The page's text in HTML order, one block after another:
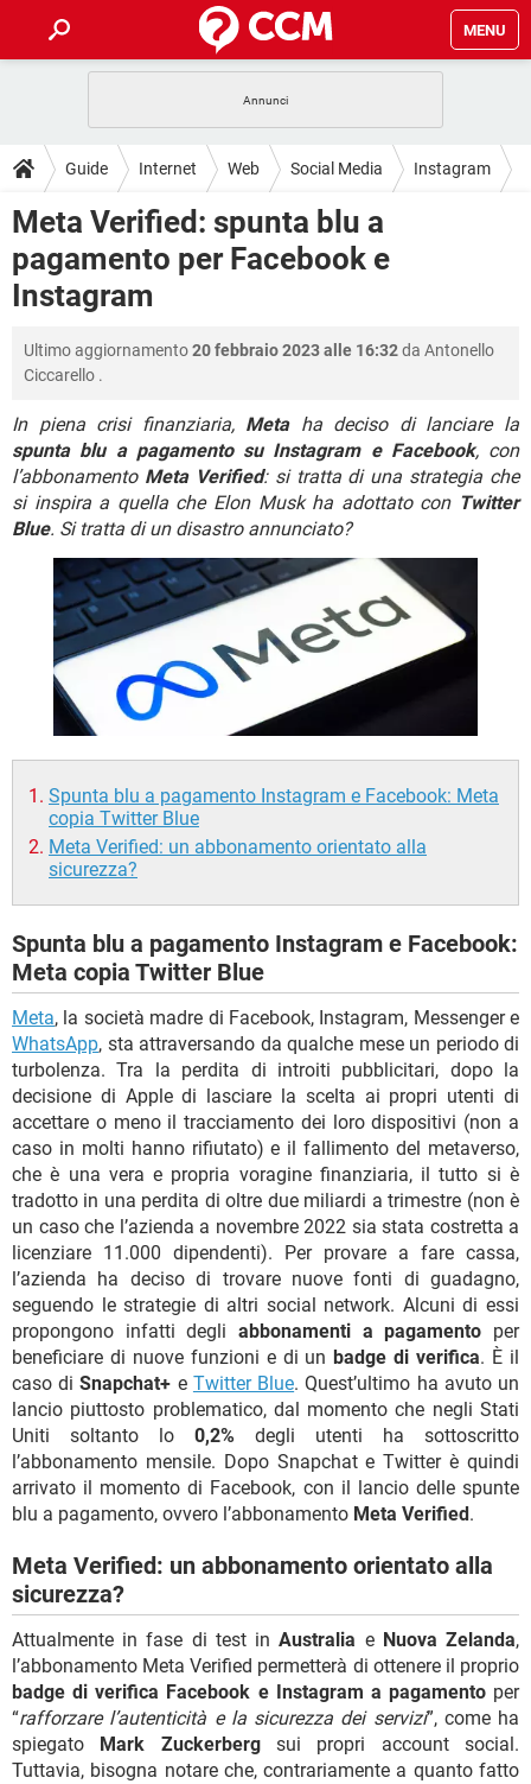
MENU
INTRATTENIMENTO ANDROID
iOS WINDOWS 10
INSTAGRAM WHATSAPP
TIKTOK
GUIDE
COVID-19
INTRATTENIMENTO ANDROID
INSTAGRAM
TIKTOK FACEBOOK
DOWNLOAD
COVID-19 GAMING
INTRATTENIMENTO
INSTAGRAM
TIKTOK FACEBOOK
HARDWARE
FORUM
COVID-19
INTRATTENIMENTO ANDROID
INSTAGRAM
TIKTOK FACEBOOK
HARDWARE
COVID-19
INTRATTENIMENTO ANDROID
iOS WINDOWS 10
INSTAGRAM WHATSAPP
TIKTOK FACEBOOK
HARDWARE
Guide Internet Web Social Media Instagram
Meta Verified: spunta blu a
pagamento per Facebook e
Instagram
Ultimo aggiornamento20 febbraio 2023 alle 16:32da Antonello
Ciccarello .
In piena crisi finanziaria, Metaha deciso di lanciare la
spunta blu a pagamento su Instagram e Facebook, con
l’abbonamento Meta Verified: si tratta di una strategia che
si inspira a quella che Elon Musk ha adottato con Twitter
Blue. Si tratta di un disastro annunciato?
Spunta blu a pagamento Instagram e Facebook: Meta
copia Twitter Blue
Meta Verified: un abbonamento orientato alla
sicurezza?
Spunta blu a pagamento Instagram e Facebook:
Meta copia Twitter Blue
Meta, la società madre di Facebook, Instagram, Messenger e
WhatsApp, sta attraversando da qualche mese un periodo di
turbolenza. Tra la perdita di introiti pubblicitari, dopo la
decisione di Apple di lasciare la scelta ai propri utenti di
accettare o meno il tracciamento dei loro dispositivi (non a
caso in molti hanno rifiutato) e il fallimento del metaverso,
che è una vera e propria voragine finanziaria, il tutto si è
tradotto in una perdita di oltre due miliardi a trimestre (non è
un caso che l’azienda a novembre 2022 sia stata costretta a
licenziare 11.000 dipendenti). Per provare a fare cassa,
l’azienda ha deciso di trovare nuove fonti di guadagno,
seguendo le strategie di altri social network. Alcuni di essi
propongono infatti degli abbonamenti a pagamento per
beneficiare di nuove funzioni e di un badge di verifica. È il
caso diSnapchat+ e Twitter Blue. Quest’ultimo ha avuto un
lancio piuttosto problematico, dal momento che negli Stati
Uniti soltanto lo 0,2% degli utenti ha sottoscritto
l’abbonamento mensile. Dopo Snapchat e Twitter è quindi
arrivato il momento di Facebook, con il lancio delle spunte
blu a pagamento, ovvero l’abbonamento Meta Verified .
Meta Verified: un abbonamento orientato alla
sicurezza?
Attualmente in fase di test inAustralia e Nuova Zelanda,
l’abbonamento Meta Verified permetterà di ottenere il proprio
badge di verifica Facebook e Instagram a pagamentoper
“rafforzare l’autenticità e la sicurezza dei servizi”, come ha
spiegato
Mark Zuckerbergsui propri account social.
Tuttavia, bisogna notare che, contrariamente a quanto fatto